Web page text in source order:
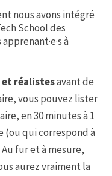
nous avons intégré
School des
à
réalistesavant de
vous pouvez lister
en 30 minutes à 1
(ou qui correspond à
fur et à mesure,
aurez vraiment la